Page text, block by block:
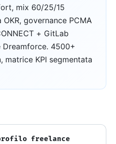
mix 60/25/15
governance PCMA
+ GitLab
4500+
matrice KPI segmentata
freelance